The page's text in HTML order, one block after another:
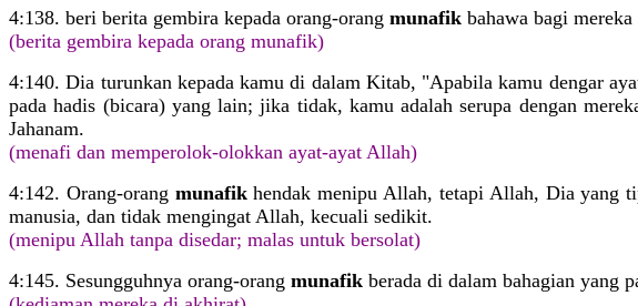
4:138. beri berita gembira kepada orang-orang munafik bahawa bagi
(berita gembira kepada orang munafik)
4:140. Dia turunkan kepada kamu di dalam Kitab, "Apabila kamu dengar
pada hadis (bicara) yang lain; jika tidak, kamu adalah serupa dengan
Jahanam.
(menafi dan memperolok-olokkan ayat-ayat Allah)
4:142. Orang-orang munafikhendak menipu Allah, tetapi Allah, Dia yang
manusia, dan tidak mengingat Allah, kecuali sedikit.
(menipu Allah tanpa disedar; malas untuk bersolat)
4:145. Sesungguhnya orang-orang munafik berada di dalam bahagian yang